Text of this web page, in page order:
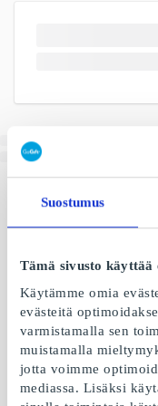
Suostumus
Tämä sivusto käyttää
Käytämme omia
evästeitä
varmistamalla sen
muistamalla
jotta voimme
mediassa. Lisäksi